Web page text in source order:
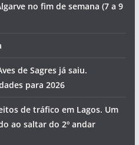
no fim de semana (7 a 9
de Sagres já saiu.
para 2026
de tráfico em Lagos. Um
ao saltar do 2º andar